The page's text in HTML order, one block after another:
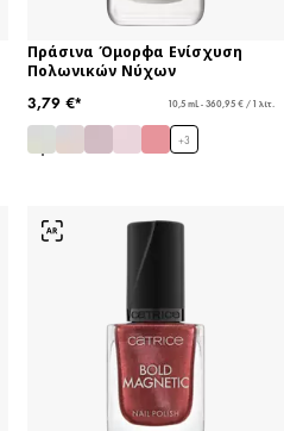
Πράσινα Όμορφα Ενίσχυση
Πολωνικών Νύχων
3,79 €*
10,5 mL - 360,95 € / 1 λίτ.
+3